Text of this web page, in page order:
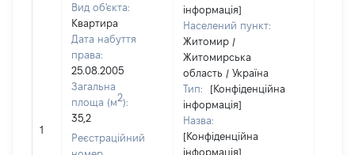
1
Вид об'єкта:
Квартира
Дата набуття
права:
25.08.2005
Загальна
площа (м2):
35,2
Реєстраційний
інформація]
Населений пункт:
Житомир /
Житомирська
область / Україна
Тип:
[Конфіденційна
інформація]
Назва:
[Конфіденційна
інформація]